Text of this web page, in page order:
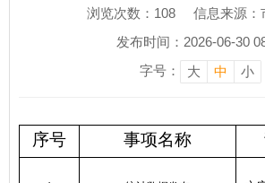
浏览次数： 108
信息来源：
发布时间：2026-06-30
字号：
大 中 小
序号 事项名称